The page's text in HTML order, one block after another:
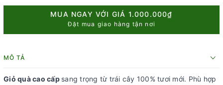
MUA NGAY VỚI GIÁ 1.000.000₫
Đặt mua giao hàng tận nơi
MÔ TẢ
Giỏ quà cao cấp sang trọng từ trái cây 100% tươi mới. Phù hợp